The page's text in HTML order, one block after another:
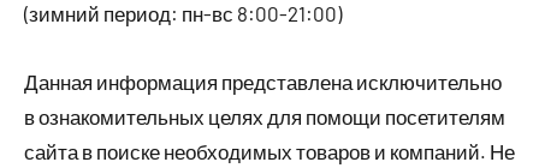
(зимний период: пн-вс 8:00-21:00)
Данная информация представлена исключительно
в ознакомительных целях для помощи посетителям
сайта в поиске необходимых товаров и компаний. Не